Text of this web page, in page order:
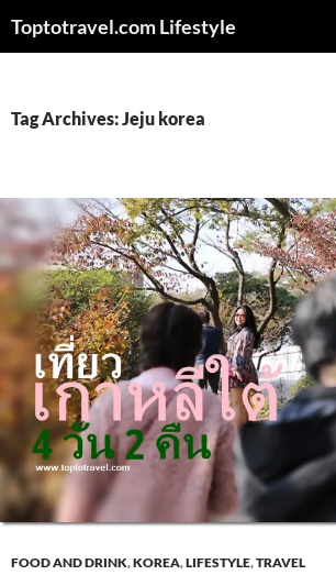
Toptotravel.com Lifestyle
Tag Archives: Jeju korea
FOOD AND DRINK,KOREA,LIFESTYLE,TRAVEL